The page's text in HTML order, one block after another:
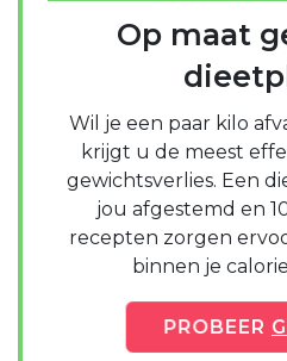
Op maat
Wil je een paar kilo
krijgt u de meest
gewichtsverlies. Een
jou afgestemd en
recepten zorgen
binnen je
PROBEER